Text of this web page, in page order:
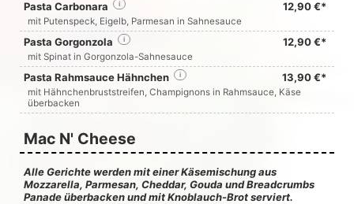
Pasta Carbonara 12,90 €*
i
mit Putenspeck, Eigelb, Parmesan in Sahnesauce
Pasta Gorgonzola 12,90 €*
i
mit Spinat in Gorgonzola-Sahnesauce
Pasta Rahmsauce Hähnchen 13,90 €*
i
mit Hähnchenbruststreifen, Champignons in Rahmsauce, Käse
überbacken
Mac N' Cheese
Alle Gerichte werden mit einer Käsemischung aus
Mozzarella, Parmesan, Cheddar, Gouda und Breadcrumbs
Panade überbacken und mit Knoblauch-Brot serviert.